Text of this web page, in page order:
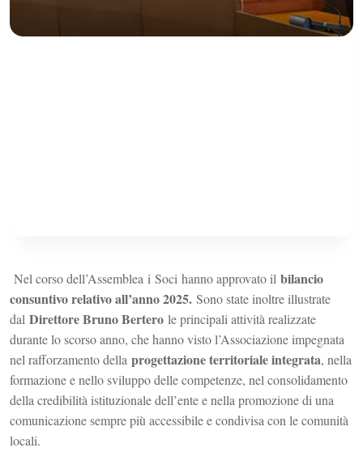
Nel corso dell’Assemblea i Soci hanno approvato il bilancio
consuntivo relativo all’anno 2025. Sono state inoltre illustrate
dal Direttore Bruno Bertero le principali attività realizzate
durante lo scorso anno, che hanno visto l’Associazione impegnata
nel rafforzamento della progettazione territoriale integrata, nella
formazione e nello sviluppo delle competenze, nel consolidamento
della credibilità istituzionale dell’ente e nella promozione di una
comunicazione sempre più accessibile e condivisa con le comunità
locali.